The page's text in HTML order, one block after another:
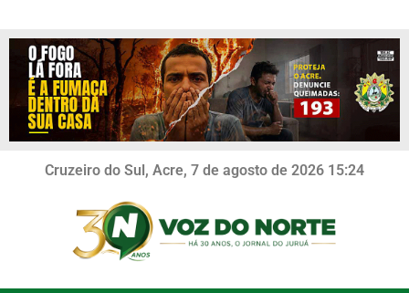
Cruzeiro do Sul, Acre, 7 de agosto de 2026 15:24